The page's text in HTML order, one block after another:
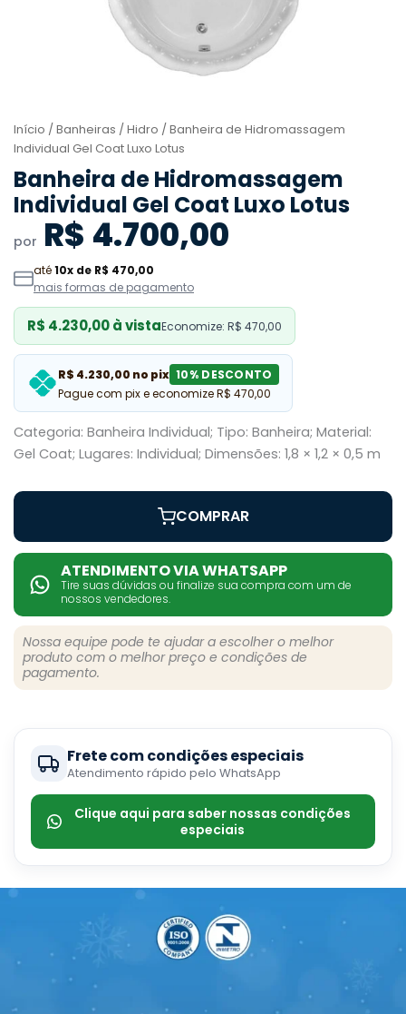
Início / Banheiras / Hidro / Banheira de Hidromassagem
Individual Gel Coat Luxo Lotus
Banheira de Hidromassagem
Individual Gel Coat Luxo Lotus
por R$ 4.700,00
até10x de R$ 470,00
mais formas de pagamento
R$ 4.230,00 à vistaEconomize: R$ 470,00
R$ 4.230,00 no pix 10% DESCONTO
Pague com pix e economize R$ 470,00
Categoria: Banheira Individual; Tipo: Banheira; Material:
Gel Coat; Lugares: Individual; Dimensões: 1,8 × 1,2 × 0,5 m
COMPRAR
ATENDIMENTO VIA WHATSAPP
Tire suas dúvidas ou finalize sua compra com um de
nossos vendedores.
Nossa equipe pode te ajudar a escolher o melhor
produto com o melhor preço e condições de
pagamento.
Frete com condições especiais
Atendimento rápido pelo WhatsApp
Clique aqui para saber nossas condições
especiais